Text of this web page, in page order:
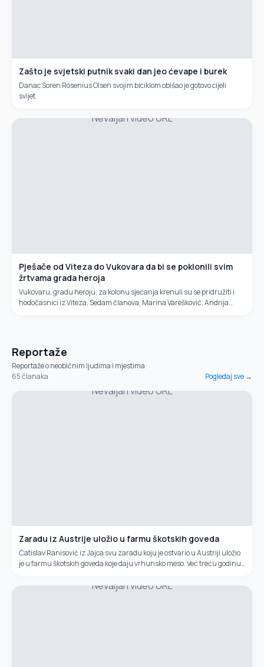
Zašto je svjetski putnik svaki dan jeo ćevape i burek
Danac Soren Rosenius Olsen svojim biciklom obišao je gotovo cijeli
svijet.
Nevaljan video URL
Pješače od Viteza do Vukovara da bi se poklonili svim
žrtvama grada heroja
Vukovaru, gradu heroju, za kolonu sjećanja krenuli su se pridružiti i
hodočasnici iz Viteza. Sedam članova, Marina Varešković, Andrija
Reportaže
Reportaže o neobičnim ljudima i mjestima
65članaka Pogledaj sve →
Nevaljan video URL
Zaradu iz Austrije uložio u farmu škotskih goveda
Ćatislav Ranisović iz Jajca svu zaradu koju je ostvario u Austriji uložio
je u farmu škotskih goveda koje daju vrhunsko meso. Već treću godinu
Nevaljan video URL